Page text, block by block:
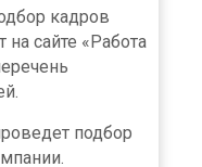
кадров
на сайте «Работа
подбор